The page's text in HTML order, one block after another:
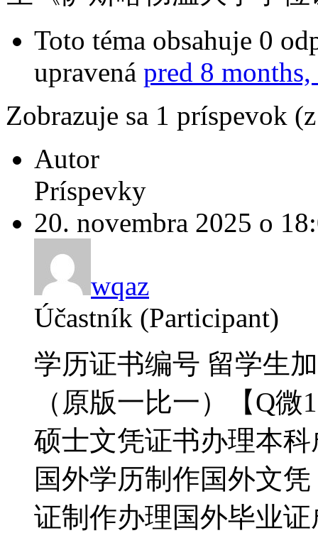
Toto téma obsahuje 0
upravená pred 8 months,
Zobrazuje sa 1 príspevok
Autor
Príspevky
20. novembra 2025 o
wqaz
Účastník (Participant)
学历证书编号 留学生
（原版一比一）【Q
硕士文凭证书办理本
国外学历制作国外文
证制作办理国外毕业